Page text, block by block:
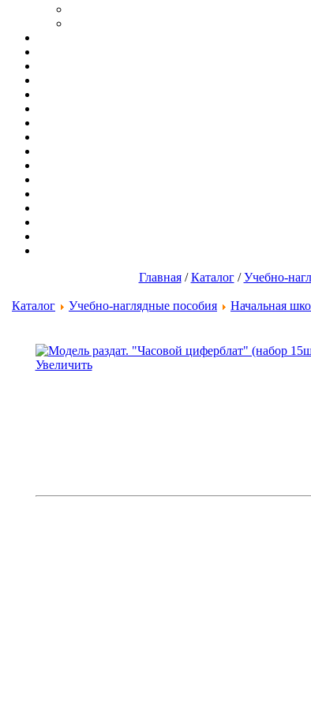
Главная/Каталог/Учебно-
Каталог Учебно-наглядные пособия Начальная
Увеличить